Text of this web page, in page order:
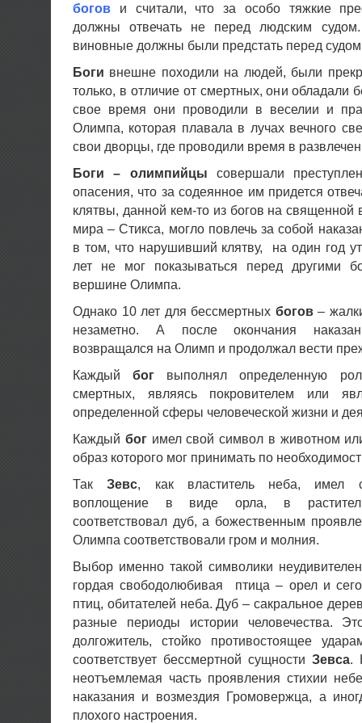
богов и считали, что за особо тяжкие
должны отвечать не перед людским
виновные должны были предстать перед
Боги внешне походили на людей, были
только, в отличие от смертных, они обладали
свое время они проводили в веселии и
Олимпа, которая плавала в лучах вечного
свои дворцы, где проводили время в
Боги – олимпийцы совершали
опасения, что за содеянное им придется
клятвы, данной кем-то из богов на священной
мира – Стикса, могло повлечь за собой
в том, что нарушивший клятву, на один год
лет не мог показываться перед другими
вершине Олимпа.
Однако 10 лет для бессмертных богов–
незаметно. А после окончания
возвращался на Олимп и продолжал вести
Каждыйбог выполнял определенную
смертных, являясь покровителем или
определенной сферы человеческой жизни и
Каждый богимел свой символ в животном
образ которого мог принимать по
ТакЗевс, как властитель неба, имел
воплощение в виде орла, в
соответствовал дуб, а божественным
Олимпа соответствовали гром и молния.
Выбор именно такой символики
гордая свободолюбивая птица – орел и
птиц, обитателей неба. Дуб – сакральное
разные периоды истории человечества.
долгожитель, стойко противостоящее
соответствует бессмертной сущности Зевса.
неотъемлемая часть проявления стихии
наказания и возмездия Громовержца, а
плохого настроения.